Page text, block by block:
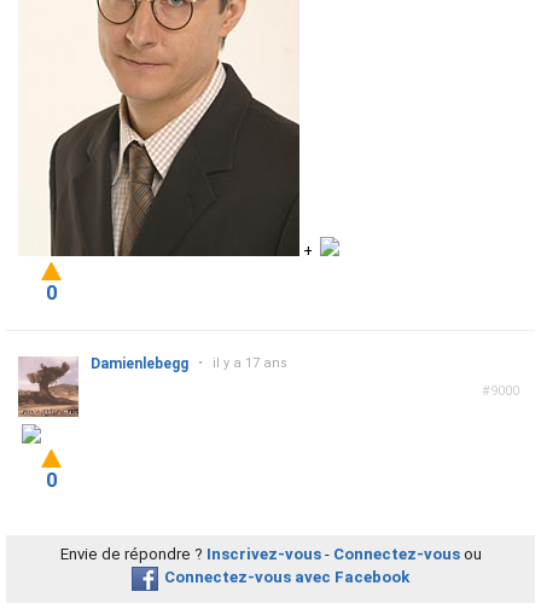
+
0
#9000
Damienlebegg • il y a 17 ans
0
Envie de répondre ? Inscrivez-vous- Connectez-vousou
Connectez-vous avec Facebook